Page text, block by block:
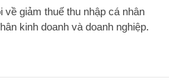
giảm thuế thu nhập cá nhân
kinh doanh và doanh nghiệp.